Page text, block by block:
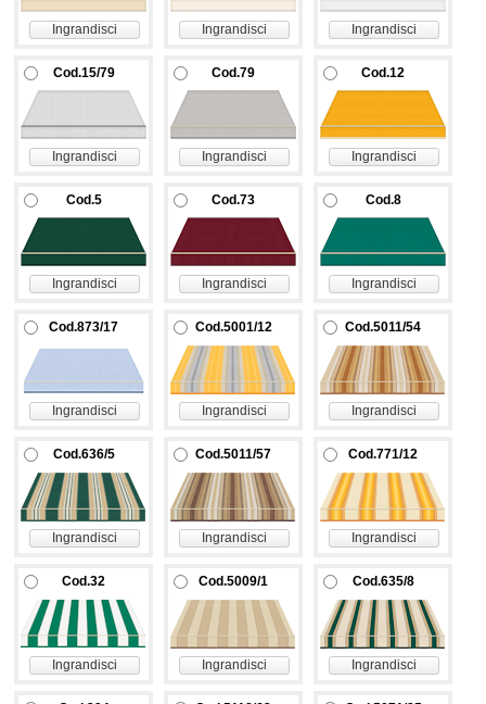
Ingrandisci Ingrandisci Ingrandisci
Cod.15/79
Ingrandisci
Cod.79
Ingrandisci
Cod.12
Ingrandisci
Cod.5
Ingrandisci
Cod.73
Ingrandisci
Cod.8
Ingrandisci
Cod.873/17
Ingrandisci
Cod.5001/12
Ingrandisci
Cod.5011/54
Ingrandisci
Cod.636/5
Ingrandisci
Cod.5011/57
Ingrandisci
Cod.771/12
Ingrandisci
Cod.32
Ingrandisci
Cod.5009/1
Ingrandisci
Cod.635/8
Ingrandisci